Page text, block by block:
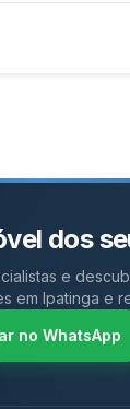
dos
e
em Ipatinga e
no WhatsApp